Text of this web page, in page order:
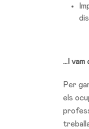
...I
Per
els